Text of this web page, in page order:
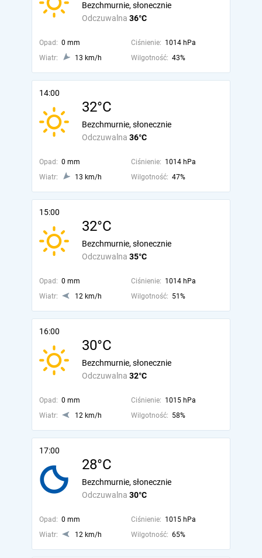
Odczuwalna 36°C
Bezchmurnie, słonecznie
Opad: 0 mm Ciśnienie: 1014 hPa
Wiatr:
13 km/h Wilgotność: 43%
14:00
32°C
Odczuwalna 36°C
Bezchmurnie, słonecznie
Opad: 0 mm Ciśnienie: 1014 hPa
Wiatr:
13 km/h Wilgotność: 47%
15:00
32°C
Odczuwalna 35°C
Bezchmurnie, słonecznie
Opad: 0 mm Ciśnienie: 1014 hPa
Wiatr:
12 km/h Wilgotność: 51%
16:00
30°C
Odczuwalna 32°C
Bezchmurnie, słonecznie
Opad: 0 mm Ciśnienie: 1015 hPa
Wiatr:
12 km/h Wilgotność: 58%
17:00
28°C
Odczuwalna 30°C
Bezchmurnie, słonecznie
Opad: 0 mm Ciśnienie: 1015 hPa
Wiatr:
12 km/h Wilgotność: 65%